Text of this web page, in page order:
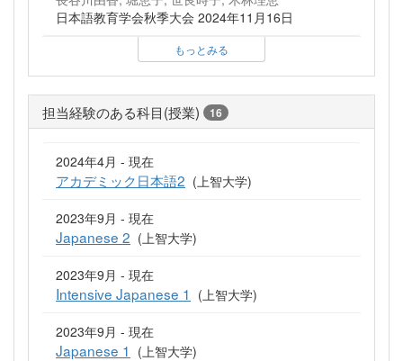
日本語教育学会秋季大会 2024年11月16日
もっとみる
担当経験のある科目(授業) 16
2024年4月 - 現在
アカデミック日本語2 (上智大学)
2023年9月 - 現在
Japanese 2 (上智大学)
2023年9月 - 現在
Intensive Japanese 1 (上智大学)
2023年9月 - 現在
Japanese 1 (上智大学)